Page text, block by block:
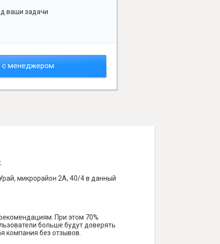
ваши задачи
с менеджером
микрорайон 2А, 40/4 в данный
При этом 70%
больше будут доверять
компания без отзывов.